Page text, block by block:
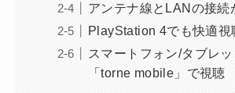
アンテナ線とLANの接続
PlayStation 4でも快適視
スマートフォン/タブレ
「torne mobile」で視聴